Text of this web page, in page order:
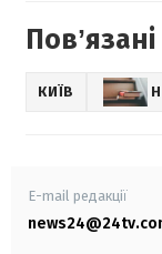
КИЇВ
E-mail редакції